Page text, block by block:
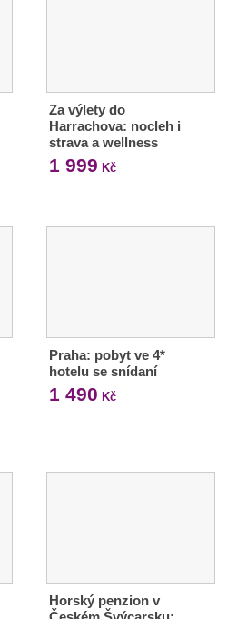
Za výlety do
Harrachova: nocleh i
strava a wellness
1 999 Kč
Praha: pobyt ve 4*
hotelu se snídaní
1 490 Kč
Horský penzion v